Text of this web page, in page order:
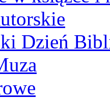
Dzień